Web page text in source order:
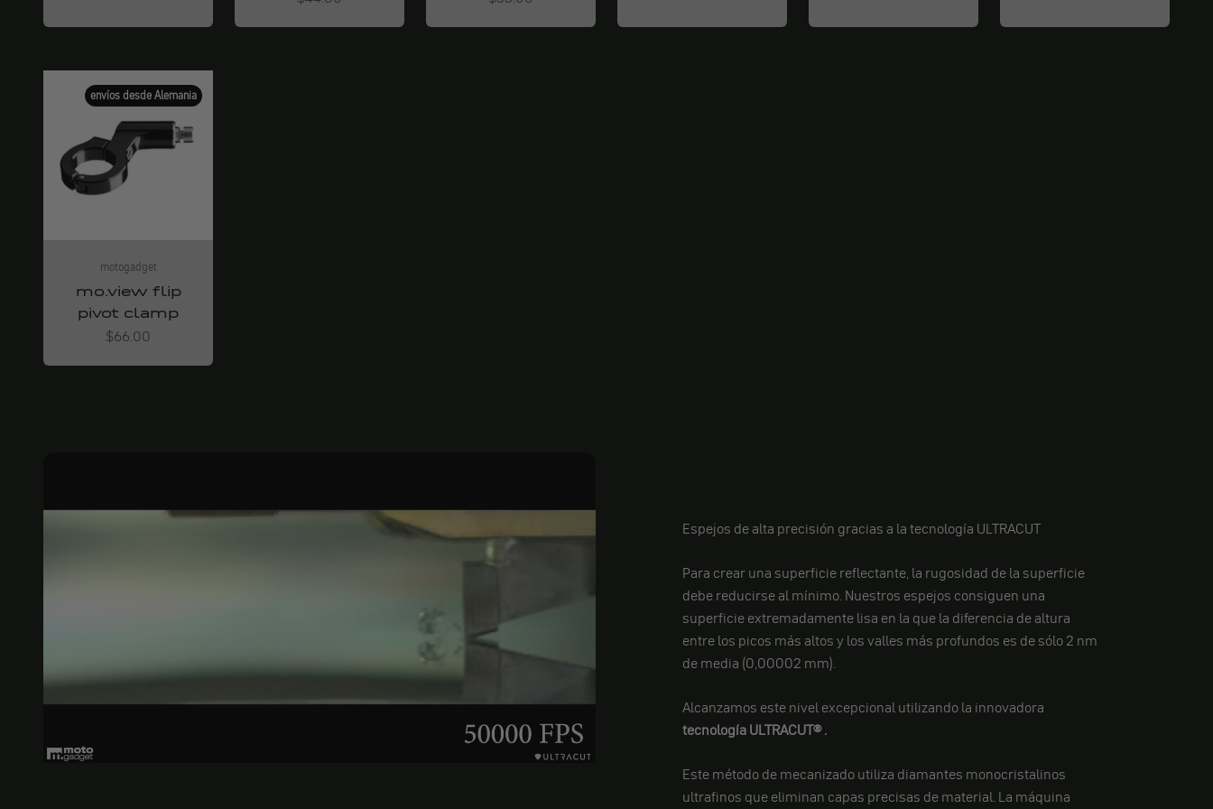
envíos desde Alemania
motogadget
mo.view flip
pivot clamp
Angebot
$66.00
Espejos de alta precisión gracias a la tecnología ULTRACUT
Para crear una superficie reflectante, la rugosidad de la superficie
debe reducirse al mínimo. Nuestros espejos consiguen una
superficie extremadamente lisa en la que la diferencia de altura
entre los picos más altos y los valles más profundos es de sólo 2 nm
de media (0,00002 mm).
Alcanzamos este nivel excepcional utilizando la innovadora
tecnologíaULTRACUT®.
Este método de mecanizado utiliza diamantes monocristalinos
ultrafinos que eliminan capas precisas de material. La máquina